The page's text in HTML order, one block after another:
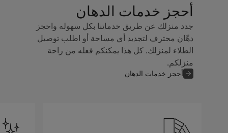
أحجز خدمات الدهان
جدد منزلك عن طريق خدماتنا بكل سهوله واحجز
دهّان محترف لتجديد أي مساحة أو اطلب توصيل
الطلاء لمنزلك. كل هذا يمكنكم فعله من راحة
منزلكم.
أحجز خدمات الدهان